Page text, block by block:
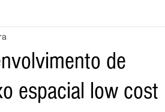
Braga Barcelos Regional
de
espacial low cost